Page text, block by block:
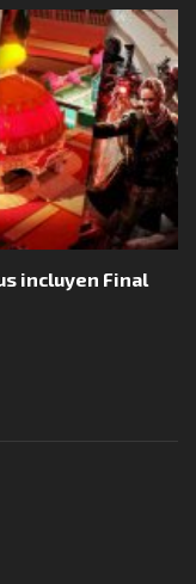
incluyen Final